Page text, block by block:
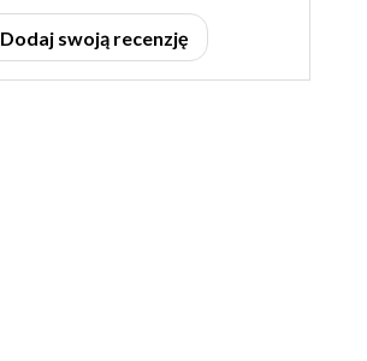
Dodaj swoją recenzję